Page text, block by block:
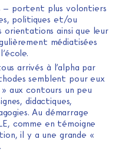
– portent plus volontiers
politiques et/ou
orientations ainsi que leur
médiatisées
arrivés à l’alpha par
semblent pour eux
aux contours un peu
didactiques,
Au démarrage
comme en témoigne
il y a une grande «